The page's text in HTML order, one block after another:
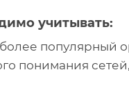
учитывать:
популярный
понимания